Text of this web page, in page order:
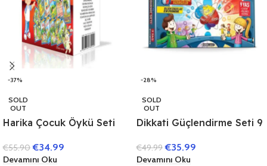
-37%
SOLD
OUT
Harika Çocuk Öykü Seti
€55.90 €34.99
Devamını Oku
-28%
SOLD
OUT
Dikkati Güçlendirme Seti 9
€49.99 €35.99
Devamını Oku